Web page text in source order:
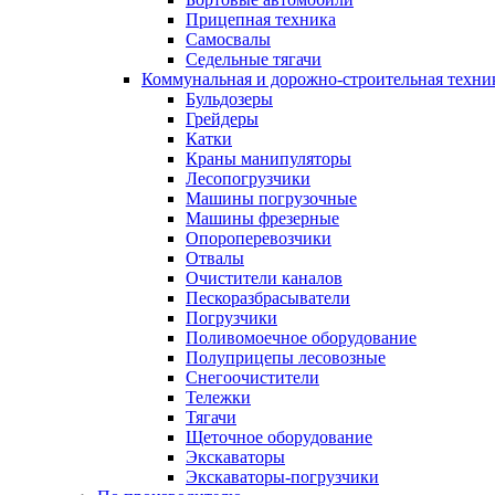
Прицепная техника
Самосвалы
Седельные тягачи
Коммунальная и дорожно-строительная
Бульдозеры
Грейдеры
Катки
Краны манипуляторы
Лесопогрузчики
Машины погрузочные
Машины фрезерные
Опороперевозчики
Отвалы
Очистители каналов
Пескоразбрасыватели
Погрузчики
Поливомоечное оборудование
Полуприцепы лесовозные
Снегоочистители
Тележки
Тягачи
Щеточное оборудование
Экскаваторы
Экскаваторы-погрузчики